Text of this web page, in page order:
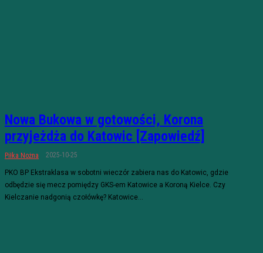
Nowa Bukowa w gotowości, Korona
przyjeżdża do Katowic [Zapowiedź]
Piłka Nożna 2025-10-25
PKO BP Ekstraklasa w sobotni wieczór zabiera nas do Katowic, gdzie
odbędzie się mecz pomiędzy GKS-em Katowice a Koroną Kielce. Czy
Kielczanie nadgonią czołówkę? Katowice...